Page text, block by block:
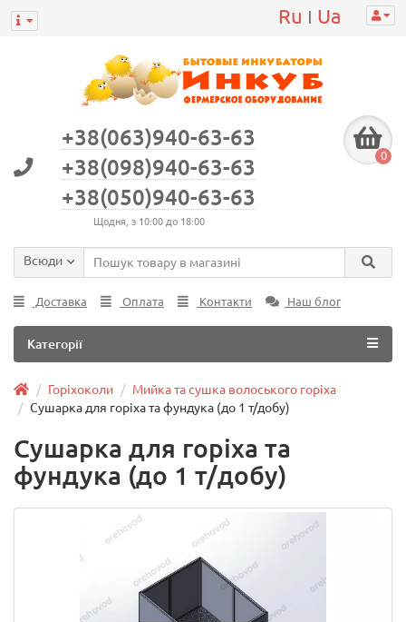
Ru | Ua
+38(063)940-63-63
+38(098)940-63-63
+38(050)940-63-63
Щодня, з 10:00 до 18:00
0
Всюди
Доставка Оплата Контакти Наш блог
Категорії
Горіхоколи
Мийка та сушка волоського горіха
Сушарка для горіха та фундука (до 1 т/добу)
Сушарка для горіха та
фундука (до 1 т/добу)